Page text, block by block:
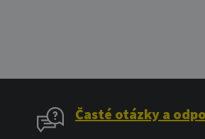
Časté otázky a